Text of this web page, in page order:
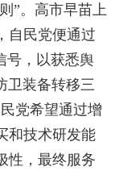
”。高市早苗上
自民党便通过
号，以获悉舆
卫装备转移三
党希望通过增
和技术研发能
性，最终服务